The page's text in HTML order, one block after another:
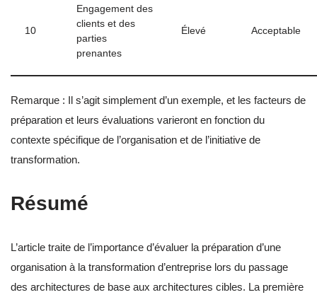
10
Engagement des
clients et des
parties
prenantes
Élevé Acceptable
Remarque : Il s’agit simplement d’un exemple, et les facteurs de
préparation et leurs évaluations varieront en fonction du
contexte spécifique de l’organisation et de l’initiative de
transformation.
Résumé
L’article traite de l’importance d’évaluer la préparation d’une
organisation à la transformation d’entreprise lors du passage
des architectures de base aux architectures cibles. La première